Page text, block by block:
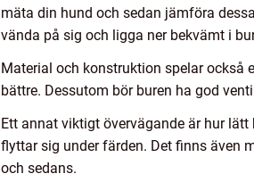
mäta din hund och sedan jämföra
vända på sig och ligga ner bekvämt i
Material och konstruktion spelar också
bättre. Dessutom bör buren ha god
Ett annat viktigt övervägande är hur
flyttar sig under färden. Det finns även
och sedans.